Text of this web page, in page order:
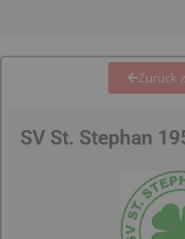
Zurück
SV St. Stephan